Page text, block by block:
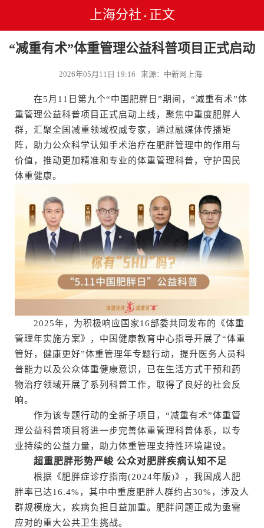
上海分社 • 正文
“减重有术”体重管理公益科普项目正式启动
2026年05月11日 19:16 来源：中新网上海
在5月11日第九个“中国肥胖日”期间，“减重有术”体
重管理公益科普项目正式启动上线，聚焦中重度肥胖人
群，汇聚全国减重领域权威专家，通过融媒体传播矩
阵，助力公众科学认知手术治疗在肥胖管理中的作用与
价值，推动更加精准和专业的体重管理科普，守护国民
体重健康。
2025年，为积极响应国家16部委共同发布的《体重
管理年实施方案》，中国健康教育中心指导开展了“体重
管好，健康更好”体重管理年专题行动，提升医务人员科
普能力以及公众体重健康意识，已在生活方式干预和药
物治疗领域开展了系列科普工作，取得了良好的社会反
响。
作为该专题行动的全新子项目，“减重有术”体重管
理公益科普项目将进一步完善体重管理科普体系，以专
业持续的公益力量，助力体重管理支持性环境建设。
超重肥胖形势严峻 公众对肥胖疾病认知不足
根据《肥胖症诊疗指南(2024年版)》，我国成人肥
胖率已达16.4%，其中中重度肥胖人群约占30%，涉及人
群规模庞大，疾病负担日益加重。肥胖问题正成为亟需
应对的重大公共卫生挑战。